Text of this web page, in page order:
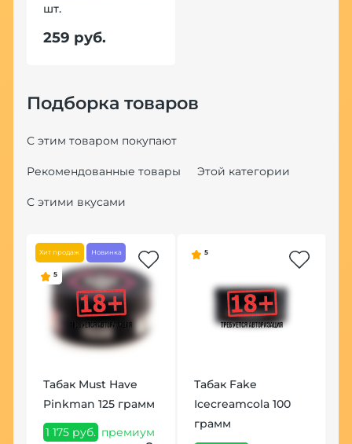
шт.
259 руб.
Подборка товаров
С этим товаром покупают
Рекомендованные товары Этой категории
С этими вкусами
Хит продаж Новинка
5
Табак Must Have
Pinkman 125 грамм
1 175 руб. премиум
5
Табак Fake
Icecreamcola 100
грамм